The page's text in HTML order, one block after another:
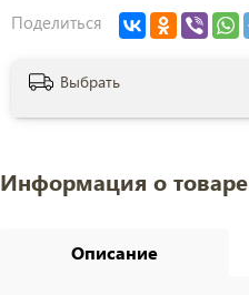
Поделиться
Выбрать
Информация о товаре
Описание